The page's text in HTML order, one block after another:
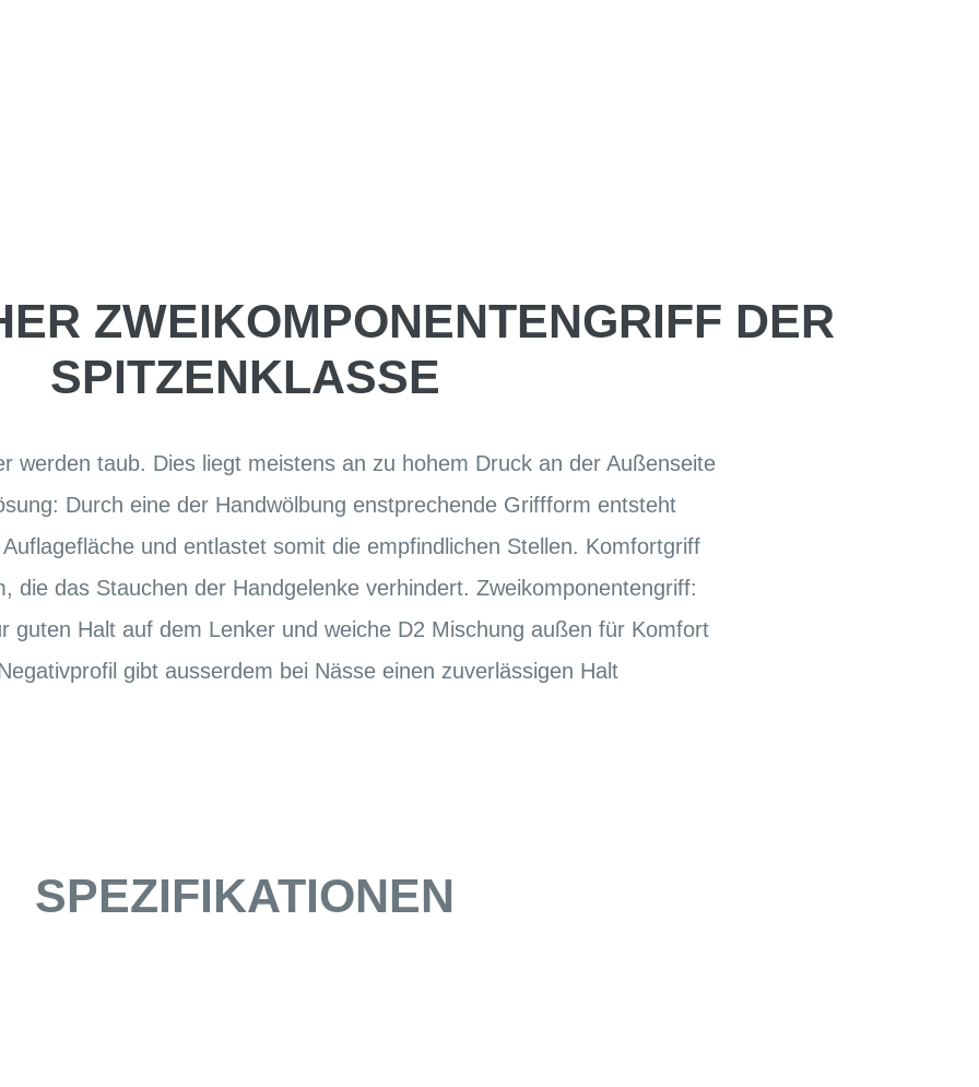
ZWEIKOMPONENTENGRIFF DER
SPITZENKLASSE
werden taub. Dies liegt meistens an zu hohem Druck an der Außenseite
Durch eine der Handwölbung enstprechende Griffform entsteht
und entlastet somit die empfindlichen Stellen. Komfortgriff
die das Stauchen der Handgelenke verhindert. Zweikomponentengriff:
guten Halt auf dem Lenker und weiche D2 Mischung außen für Komfort
gibt ausserdem bei Nässe einen zuverlässigen Halt
SPEZIFIKATIONEN